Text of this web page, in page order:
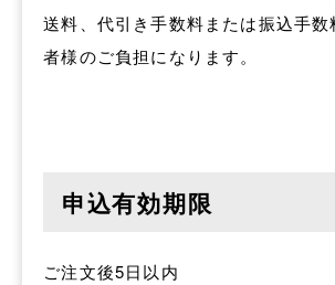
送料、代引き手数料または振込手数
者様のご負担になります。
申込有効期限
ご注文後5日以内